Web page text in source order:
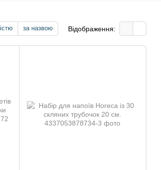
за назвою Відображення: